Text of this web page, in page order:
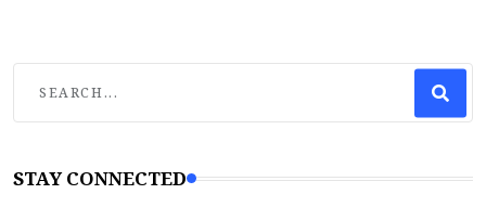
STAY CONNECTED